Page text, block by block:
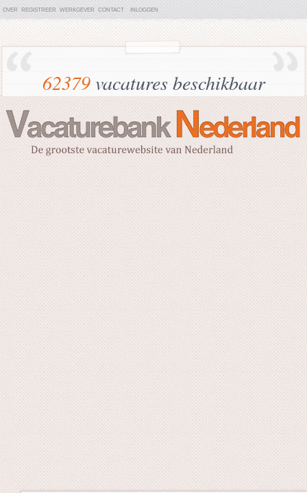
OVER REGISTREER WERKGEVER CONTACT INLOGGEN
62379vacatures beschikbaar